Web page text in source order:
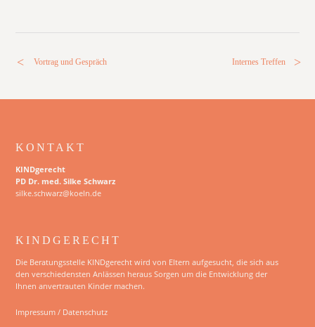
Vortrag und Gespräch Internes Treffen
KONTAKT
KINDgerecht
PD Dr. med. Silke Schwarz
silke.schwarz@koeln.de
KINDGERECHT
Die Beratungsstelle KINDgerecht wird von Eltern aufgesucht, die sich aus
den verschiedensten Anlässen heraus Sorgen um die Entwicklung der
Ihnen anvertrauten Kinder machen.
Impressum / Datenschutz